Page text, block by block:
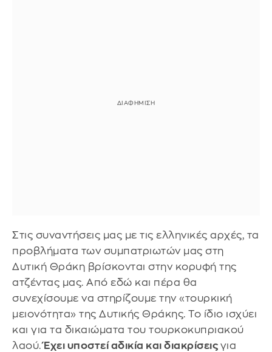
Στις συναντήσεις μας με τις ελληνικές αρχές, τα
προβλήματα των συμπατριωτών μας στη
Δυτική Θράκη βρίσκονται στην κορυφή της
ατζέντας μας. Από εδώ και πέρα ​​θα
συνεχίσουμε να στηρίζουμε την «τουρκική
μειονότητα» της Δυτικής Θράκης. Το ίδιο ισχύει
και για τα δικαιώματα του τουρκοκυπριακού
λαού.Έχει υποστεί αδικία και διακρίσεις για